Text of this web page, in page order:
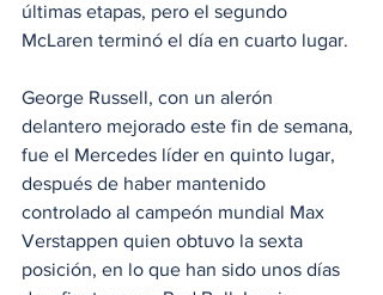
últimas etapas, pero el segundo
McLaren terminó el día en cuarto lugar.
George Russell, con un alerón
delantero mejorado este fin de semana,
fue el Mercedes líder en quinto lugar,
después de haber mantenido
controlado al campeón mundial Max
Verstappen quien obtuvo la sexta
posición, en lo que han sido unos días